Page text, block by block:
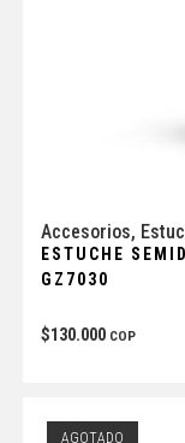
Accesorios,
ESTUCHE
GZ7030
$130.000 COP
AGOTADO